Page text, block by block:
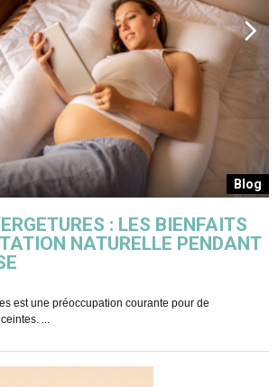
Blog
: LES BIENFAITS
NATURELLE PENDANT
est une préoccupation courante pour de
...